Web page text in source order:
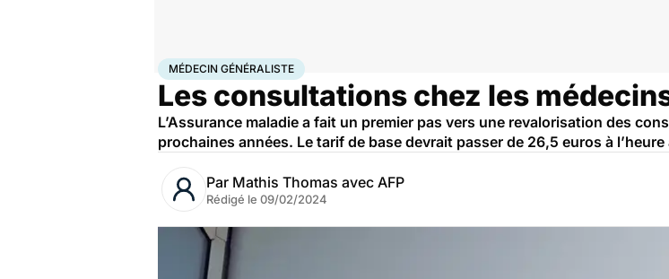
AccueilSantéMédecin généraliste
MÉDECIN GÉNÉRALISTE
Les consultations chez les
L’Assurance maladie a fait un premier pas vers une revalorisation des
prochaines années. Le tarif de base devrait passer de 26,5 euros à
Par Mathis Thomas avec AFP
Rédigé le 09/02/2024